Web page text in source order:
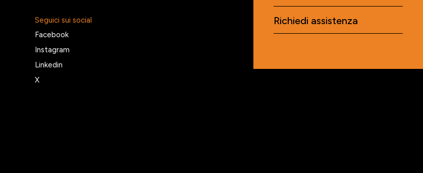
Seguici sui social
Facebook
Instagram
Linkedin
X
Richiedi assistenza